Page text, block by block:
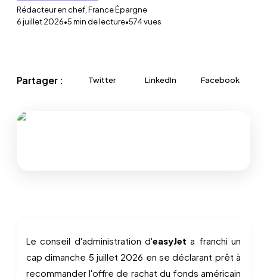
Rédacteur en chef, France Épargne
6 juillet 2026•5min de lecture•574vues
Partager : Twitter LinkedIn Facebook
Le conseil d'administration d'easyJet a franchi un
cap dimanche 5 juillet 2026 en se déclarant prêt à
recommander l'offre de rachat du fonds américain